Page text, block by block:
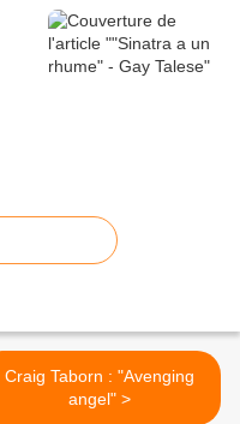
Craig Taborn : "Avenging
angel" >